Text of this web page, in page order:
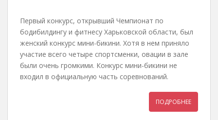
Первый конкурс, открывший Чемпионат по
бодибилдингу и фитнесу Харьковской области, был
женский конкурс мини-бикини. Хотя в нем приняло
участие всего четыре спортсменки, овации в зале
были очень громкими. Конкурс мини-бикини не
входил в официальную часть соревнований.
ПОДРОБНЕЕ